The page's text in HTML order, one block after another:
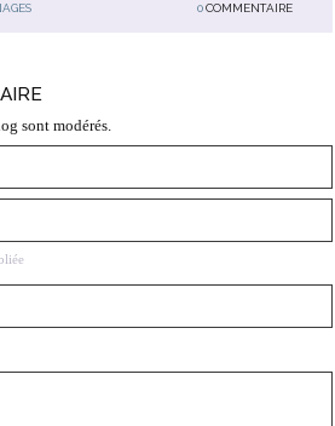
0 COMMENTAIRE
sont modérés.